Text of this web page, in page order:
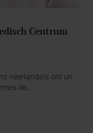
Centrum
néerlandais ont un
de…